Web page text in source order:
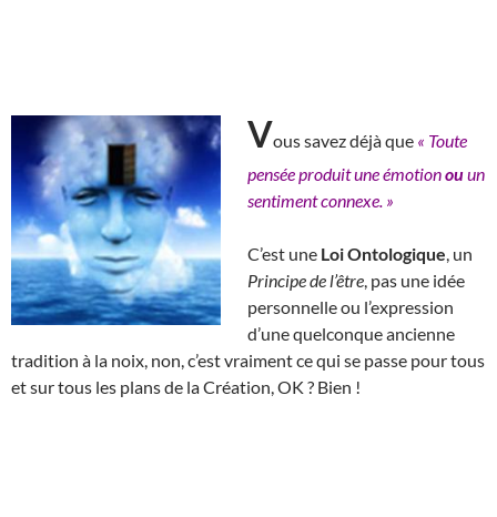
Vous savez déjà que « Toute
pensée produit une émotionouun
sentiment connexe. »
C’est une Loi Ontologique , un
Principe de l’être , pas une idée
personnelle ou l’expression
d’une quelconque ancienne
tradition à la noix, non, c’est vraiment ce qui se passe pour tous
et sur tous les plans de la Création, OK ? Bien !